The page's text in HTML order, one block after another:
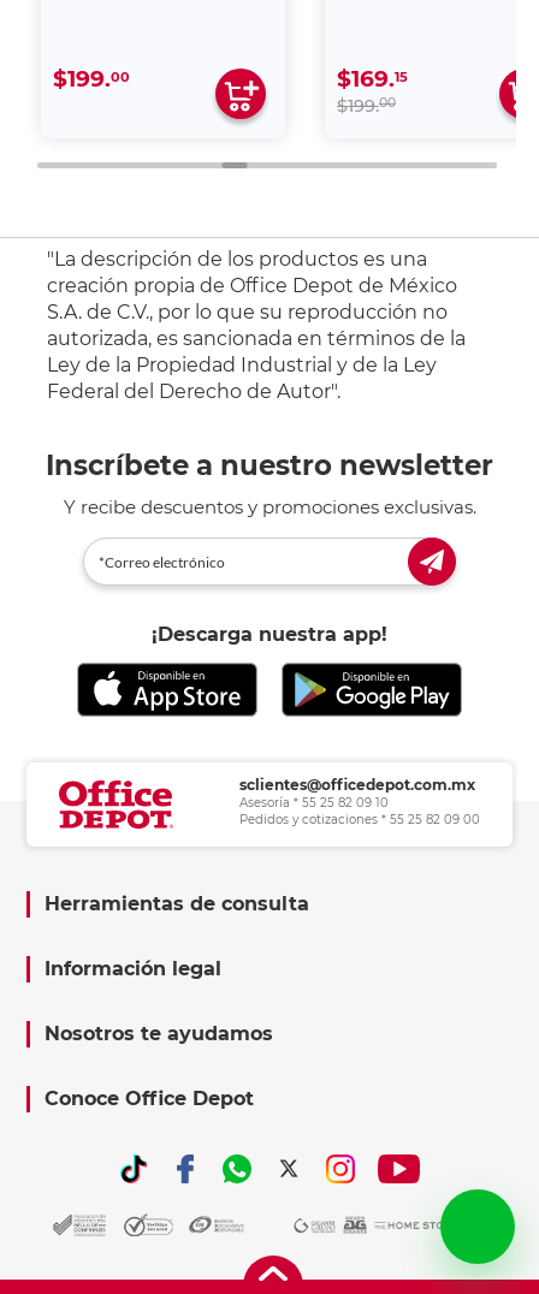
$199.00 $169.15
$199.00
"La descripción de los productos es una
creación propia de Office Depot de México
S.A. de C.V., por lo que su reproducción no
autorizada, es sancionada en términos de la
Ley de la Propiedad Industrial y de la Ley
Federal del Derecho de Autor".
Inscríbete a nuestro newsletter
Y recibe descuentos y promociones exclusivas.
¡Descarga nuestra app!
sclientes@officedepot.com.mx
Asesoría * 55 25 82 09 10
Pedidos y cotizaciones * 55 25 82 09 00
Herramientas de consulta
Información legal
Nosotros te ayudamos
Conoce Office Depot